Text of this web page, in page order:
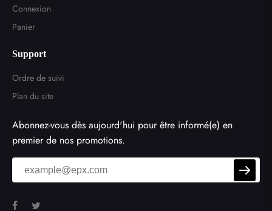
Connexion
Panier
Support
Ordre de suivi
Plan du site
Abonnez-vous dès aujourd'hui pour être informé(e) en
premier de nos promotions.